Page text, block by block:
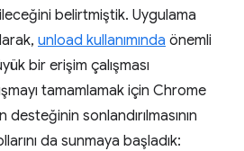
belirtmiştik. Uygulama
unload kullanımında önemli
bir erişim çalışması
tamamlamak için Chrome
sonlandırılmasının
da sunmaya başladık: